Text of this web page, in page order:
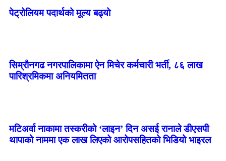
पेट्रोलियम पदार्थको मूल्य बढ्यो
सिम्रौनगढ नगरपालिकामा ऐन मिचेर कर्मचारी भर्ती, ८६ लाख
पारिश्रमिकमा अनियमितता
मटिअर्वा नाकामा तस्करीको ‘लाइन’ दिन असई रानाले डीएसपी
थापाको नाममा एक लाख लिएको आरोपसहितको भिडियो भाइरल